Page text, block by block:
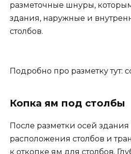
разметочные шнуры,
здания, наружные и
столбов.
Подробно про разметку тут:
Копка ям под столбы
После разметки осей здания
расположения столбов и
к откопке ям для столбов.